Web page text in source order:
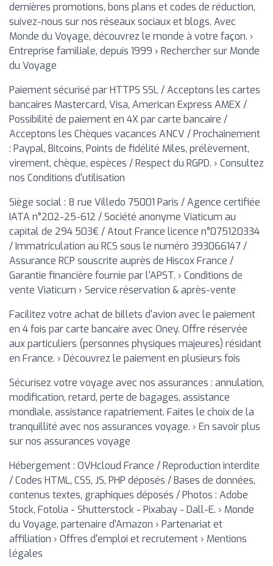
dernières promotions, bons plans et codes de réduction,
suivez-nous sur nos réseaux sociaux et blogs. Avec
Monde du Voyage, découvrez le monde à votre façon. ›
Entreprise familiale, depuis 1999 › Rechercher sur Monde
du Voyage
Paiement sécurisé par HTTPS SSL / Acceptons les cartes
bancaires Mastercard, Visa, American Express AMEX /
Possibilité de paiement en 4X par carte bancaire /
Acceptons les Chèques vacances ANCV / Prochainement
: Paypal, Bitcoins, Points de fidélité Miles, prélèvement,
virement, chèque, espèces / Respect du RGPD. › Consultez
nos Conditions d'utilisation
Siège social : 8 rue Villedo 75001 Paris / Agence certifiée
IATA n°202-25-612 / Société anonyme Viaticum au
capital de 294 503€ / Atout France licence n°075120334
/ Immatriculation au RCS sous le numéro 393066147 /
Assurance RCP souscrite auprès de Hiscox France /
Garantie financière fournie par l'APST. › Conditions de
vente Viaticum › Service réservation & après-vente
Facilitez votre achat de billets d'avion avec le paiement
en 4 fois par carte bancaire avec Oney. Offre réservée
aux particuliers (personnes physiques majeures) résidant
en France. › Découvrez le paiement en plusieurs fois
Sécurisez votre voyage avec nos assurances : annulation,
modification, retard, perte de bagages, assistance
mondiale, assistance rapatriement. Faites le choix de la
tranquillité avec nos assurances voyage. › En savoir plus
sur nos assurances voyage
Hébergement : OVHcloud France / Reproduction interdite
/ Codes HTML, CSS, JS, PHP déposés / Bases de données,
contenus textes, graphiques déposés / Photos : Adobe
Stock, Fotolia - Shutterstock - Pixabay - Dall-E. › Monde
du Voyage, partenaire d'Amazon › Partenariat et
affiliation › Offres d'emploi et recrutement › Mentions
légales